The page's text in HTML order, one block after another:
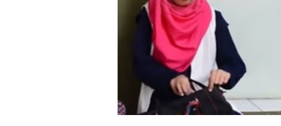
6/10/2025